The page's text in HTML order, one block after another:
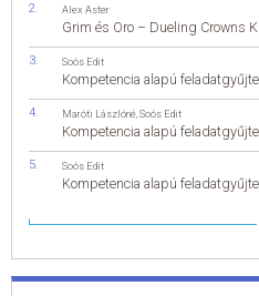
Alex Aster
Grim és Oro – Dueling Crowns
Soós Edit
Kompetencia alapú
Maróti Lászlóné Soós Edit
Kompetencia alapú
Soós Edit
Kompetencia alapú